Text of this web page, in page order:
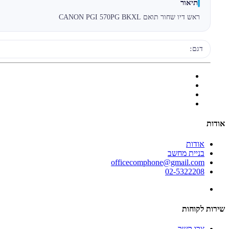
תיאור
ראש דיו שחור תואם CANON PGI 570PG BKXL
דגם:
אודות
אודות
בניית מחשב
officecomphone@gmail.com
02-5322208
שירות לקוחות